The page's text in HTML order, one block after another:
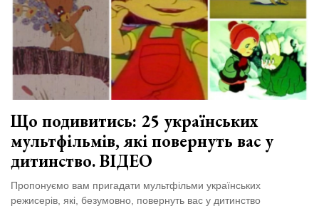
залишив у
Луцьку
три...
27 Липня 2026
717 переглядів
Всі розділи
Персона
Лайф
Афіша
ZONE 18+
Контакти
Що подивитись: 25 українських
мультфільмів, які повернуть вас у
дитинство. ВІДЕО
Пропонуємо вам пригадати мультфільми українських
режисерів, які, безумовно, повернуть вас у дитинство